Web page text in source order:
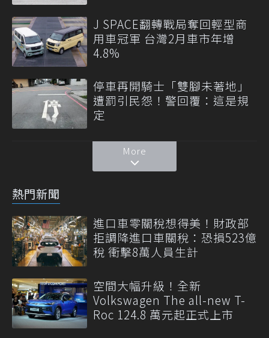
J SPACE翻轉戰局奪回輕型商
用車冠軍 台灣2月車市年增
4.8%
停車再開騎士「雙腳未著地」
遭罰引民怨！警回覆：這是規
定
More
熱門新聞
進口車零關稅想得美！財政部
拒調降進口車關稅：恐損523億
稅 衝擊8萬人員生計
空間大幅升級！全新
Volkswagen The all-new T-
Roc 124.8 萬元起正式上市